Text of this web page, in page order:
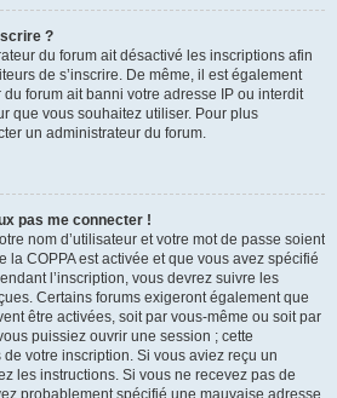
?
du forum ait désactivé les inscriptions afin
de s’inscrire. De même, il est également
forum ait banni votre adresse IP ou interdit
que vous souhaitez utiliser. Pour plus
un administrateur du forum.
pas me connecter !
nom d’utilisateur et votre mot de passe soient
la COPPA est activée et que vous avez spécifié
l’inscription, vous devrez suivre les
Certains forums exigeront également que
être activées, soit par vous-même ou soit par
puissiez ouvrir une session ; cette
votre inscription. Si vous aviez reçu un
les instructions. Si vous ne recevez pas de
probablement spécifié une mauvaise adresse